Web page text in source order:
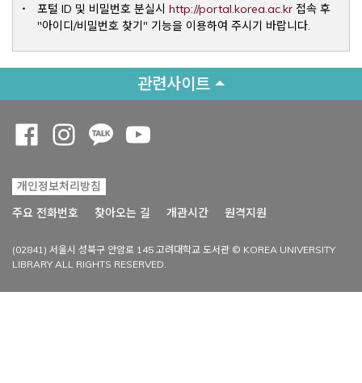
포털 ID 및 비밀번호 분실시 http://portal.korea.ac.krOpens a
접속 후
"아이디/비밀번호 찾기" 기능을 이용하여 주시기 바랍니다.
관련사이트
개인정보처리방침
주요 전화번호
찾아오는 길 개관시간 원격지원
(02841) 서울시 성북구 안암로 145 고려대학교 도서관 © KOREA UNIVERSITY
LIBRARY ALL RIGHTS RESERVED.
Opens a new window
Opens a new window
Opens a new window